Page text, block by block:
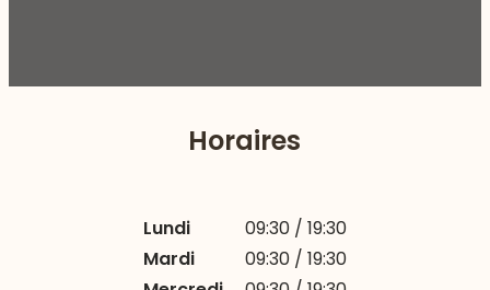
Horaires
Lundi
09:30 / 19:30
Mardi
09:30 / 19:30